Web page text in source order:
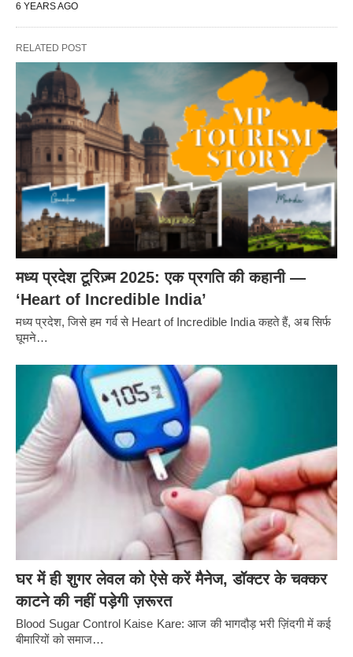
6 YEARS AGO
RELATED POST
मध्य प्रदेश टूरिज़्म 2025: एक प्रगति की कहानी —
‘Heart of Incredible India’
मध्य प्रदेश, जिसे हम गर्व से Heart of Incredible India कहते हैं, अब सिर्फ
घूमने…
घर में ही शुगर लेवल को ऐसे करें मैनेज, डॉक्टर के चक्कर
काटने की नहीं पड़ेगी ज़रूरत
Blood Sugar Control Kaise Kare: आज की भागदौड़ भरी ज़िंदगी में कई
बीमारियों को समाज…